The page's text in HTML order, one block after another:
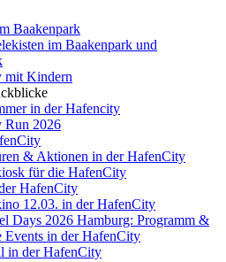
Baakenpark
im Baakenpark und
mit Kindern
in der Hafencity
Run 2026
& Aktionen in der HafenCity
für die HafenCity
HafenCity
12.03. in der HafenCity
Days 2026 Hamburg: Programm &
Events in der HafenCity
in der HafenCity